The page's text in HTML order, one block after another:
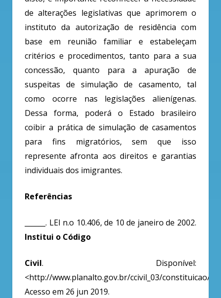
de alterações legislativas que aprimorem o
instituto da autorização de residência com
base em reunião familiar e estabeleçam
critérios e procedimentos, tanto para a sua
concessão, quanto para a apuração de
suspeitas de simulação de casamento, tal
como ocorre nas legislações alienígenas.
Dessa forma, poderá o Estado brasileiro
coibir a prática de simulação de casamentos
para fins migratórios, sem que isso
represente afronta aos direitos e garantias
individuais dos imigrantes.
Referências
______. LEI n.o 10.406, de 10 de janeiro de 2002.
Institui o Código
Civil. Disponível:
<http://www.planalto.gov.br/ccivil_03/constituicao/
Acesso em 26 jun 2019.